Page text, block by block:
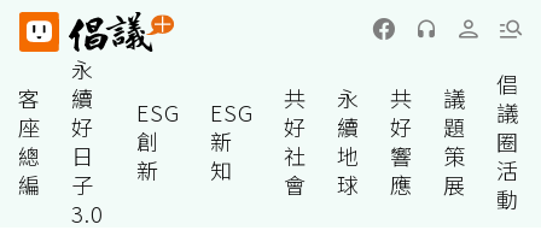
客
座
總
編
永
續
好
日
子
3.0
ESG
創
新
ESG
新
知
共
好
社
會
永
續
地
球
共
好
響
應
議
題
策
展
倡
議
圈
活
動